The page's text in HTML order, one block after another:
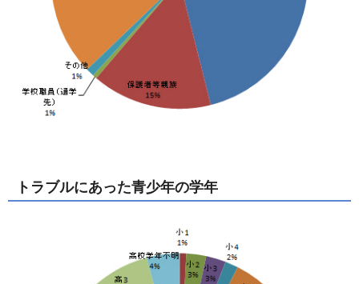
トラブルにあった青少年の学年